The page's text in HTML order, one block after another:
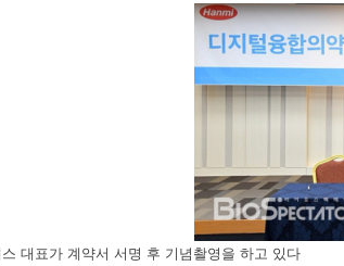
대표가 계약서 서명 후 기념촬영을 하고 있다